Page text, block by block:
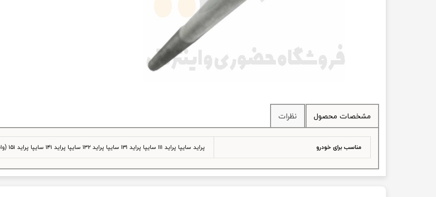
لوازم جانبی و اسپرت
بلبرینگ ماشین
کاسه نمد ماشین
تسمه ماشین
لوله ماشین
پیچ و مهره ، خارجات
مشخصات محصول نظرات
مناسب برای خودرو پراید سایپا پراید ۱۱۱ سایپا پراید ۱۳۱ سایپا پراید ۱۳۲ سایپا پراید ۱۴۱ سایپا پراید ۱۵۱ (وانت) پراید X۱۰۰ پراید صبا پراید نسیم